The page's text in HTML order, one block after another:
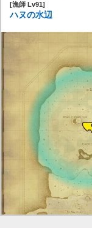
[漁師 Lv91]
ハヌの水辺